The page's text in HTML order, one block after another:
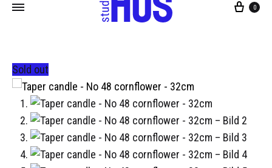
0
Sold out